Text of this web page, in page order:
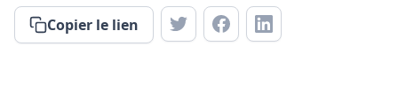
Copier le lien